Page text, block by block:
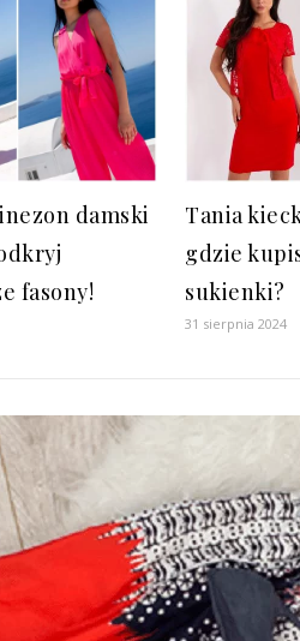
damski
fasony!
Tania
gdzie
sukienki?
31 sierpnia 2024